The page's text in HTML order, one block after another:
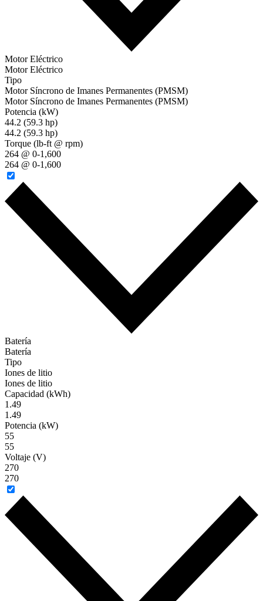
Motor Eléctrico
Motor Eléctrico
Tipo
Motor Síncrono de Imanes Permanentes (PMSM)
Motor Síncrono de Imanes Permanentes (PMSM)
Potencia (kW)
44.2 (59.3 hp)
44.2 (59.3 hp)
Torque (lb-ft @ rpm)
264 @ 0-1,600
264 @ 0-1,600
Batería
Batería
Tipo
Iones de litio
Iones de litio
Capacidad (kWh)
1.49
1.49
Potencia (kW)
55
55
Voltaje (V)
270
270